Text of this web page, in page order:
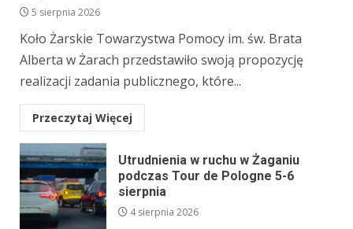
5 sierpnia 2026
Koło Żarskie Towarzystwa Pomocy im. św. Brata
Alberta w Żarach przedstawiło swoją propozycję
realizacji zadania publicznego, które...
Przeczytaj Więcej
Utrudnienia w ruchu w Żaganiu
podczas Tour de Pologne 5-6
sierpnia
4 sierpnia 2026